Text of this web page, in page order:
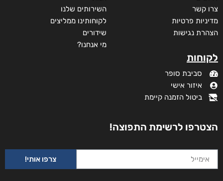
צרו קשר
מדיניות פרטיות
הצהרת נגישות
לקוחות
סביבת סופר
איזור אישי
ביטול הזמנה קיימת
השירותים שלנו
לקוחותינו ממליצים
שידורים
מי אנחנו?
הצטרפו לרשימת התפוצה!
צרפו אותי!